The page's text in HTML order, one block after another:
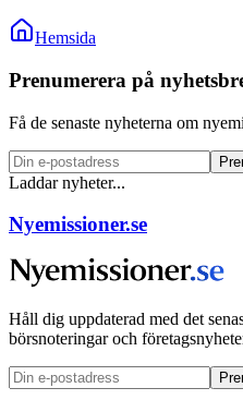
Hemsida
Prenumerera på
Få de senaste nyheterna om
Laddar nyheter...
Nyemissioner.se
Håll dig uppdaterad med det
börsnoteringar och